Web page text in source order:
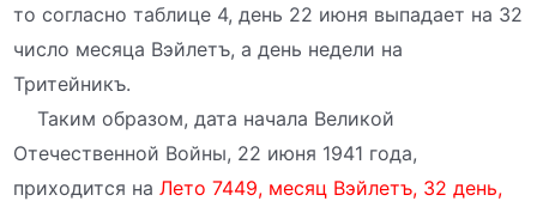
то согласно таблице 4, день 22 июня выпадает на 32
число месяца Вэйлетъ, а день недели на
Тритейникъ.
Таким образом, дата начала Великой
Отечественной Войны, 22 июня 1941 года,
приходится наЛето 7449, месяц Вэйлетъ, 32 день,